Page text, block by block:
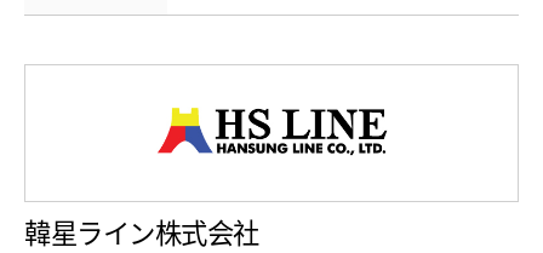
韓星ライン株式会社